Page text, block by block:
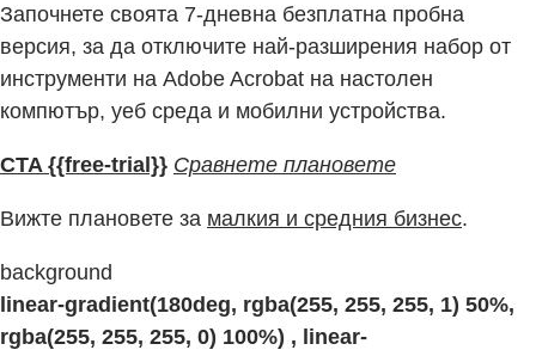
Започнете своята 7-дневна безплатна пробна
версия, за да отключите най-разширения набор от
инструменти на Adobe Acrobat на настолен
компютър, уеб среда и мобилни устройства.
CTA {{free-trial}} Сравнете плановете
Вижте плановете за малкия и средния бизнес.
background
linear-gradient(180deg, rgba(255, 255, 255, 1) 50%,
rgba(255, 255, 255, 0) 100%) , linear-